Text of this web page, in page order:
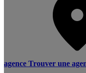
agence Trouver une